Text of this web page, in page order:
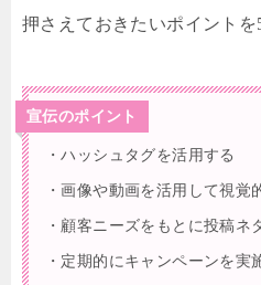
押さえておきたいポイントを
宣伝のポイント
・ハッシュタグを活用する
・画像や動画を活用して視覚
・顧客ニーズをもとに投稿ネ
・定期的にキャンペーンを実